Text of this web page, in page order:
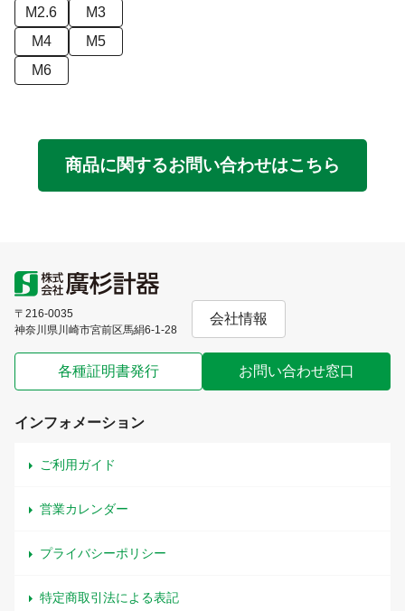
M2.6
M3
M4
M5
M6
商品に関するお問い合わせはこちら
〒216-0035
神奈川県川崎市宮前区馬絹6-1-28
会社情報
各種証明書発行 お問い合わせ窓口
インフォメーション
ご利用ガイド
営業カレンダー
プライバシーポリシー
特定商取引法による表記